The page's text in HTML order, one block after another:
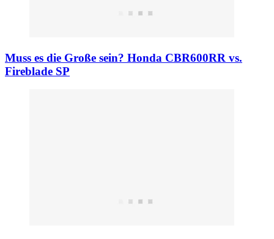
Muss es die Große sein? Honda CBR600RR vs.
Fireblade SP